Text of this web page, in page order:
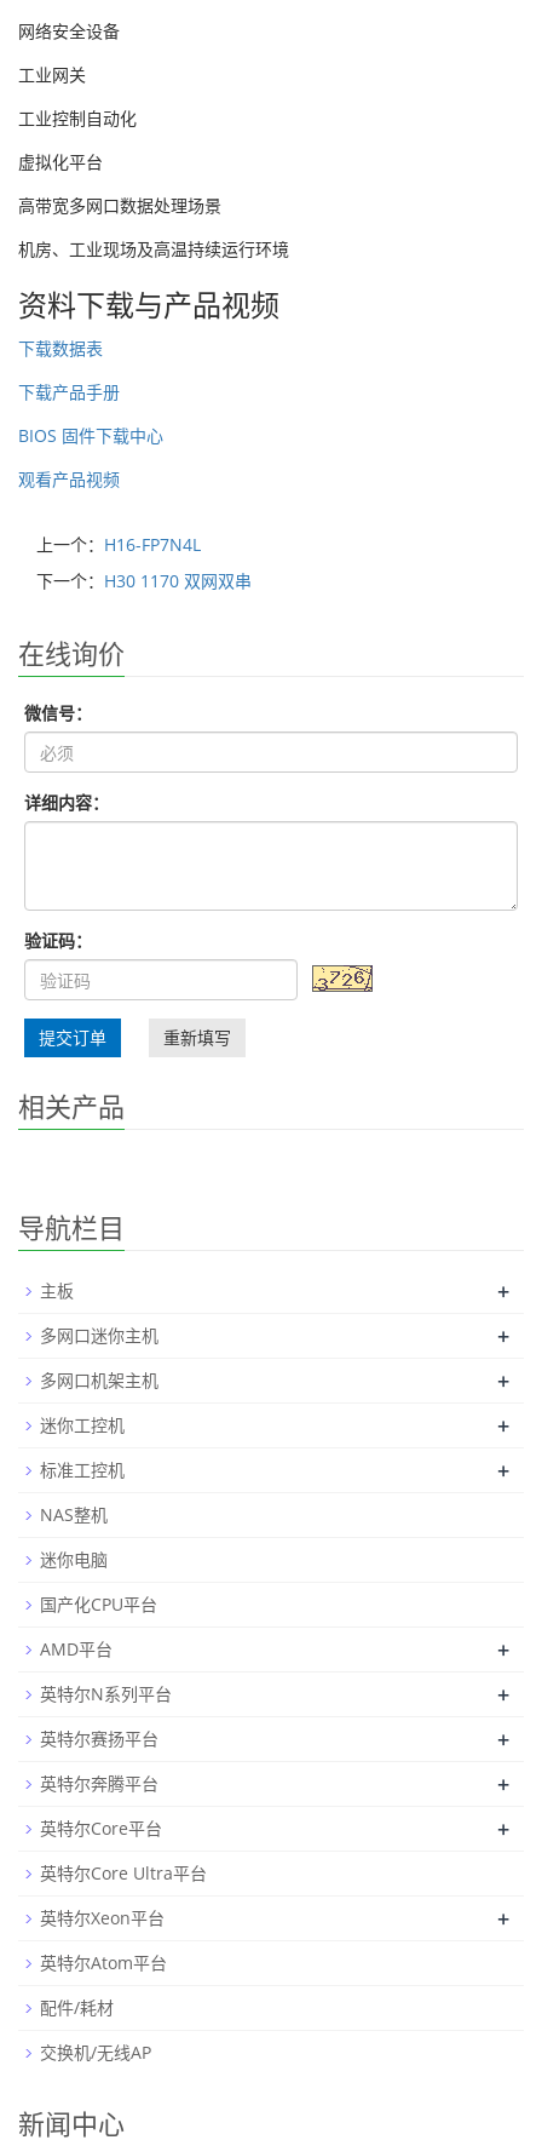
网络安全设备
工业网关
工业控制自动化
虚拟化平台
高带宽多网口数据处理场景
机房、工业现场及高温持续运行环境
资料下载与产品视频
下载数据表
下载产品手册
BIOS 固件下载中心
观看产品视频
上一个： H16-FP7N4L
下一个： H30 1170 双网双串
在线询价
微信号：
详细内容：
验证码：
提交订单 重新填写
相关产品
导航栏目
主板 +
多网口迷你主机 +
多网口机架主机 +
迷你工控机 +
标准工控机 +
NAS整机
迷你电脑
国产化CPU平台
AMD平台
+
英特尔N系列平台 +
英特尔赛扬平台 +
英特尔奔腾平台 +
英特尔Core平台 +
英特尔Core Ultra平台
英特尔Xeon平台
+
英特尔Atom平台
配件/耗材
交换机/无线AP
新闻中心